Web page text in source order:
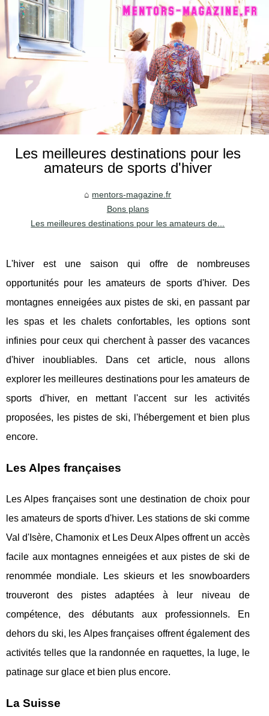
Les meilleures destinations pour les
amateurs de sports d'hiver
mentors-magazine.fr
Bons plans
Les meilleures destinations pour les amateurs de...
L'hiver est une saison qui offre de nombreuses
opportunités pour les amateurs de sports d'hiver. Des
montagnes enneigées aux pistes de ski, en passant par
les spas et les chalets confortables, les options sont
infinies pour ceux qui cherchent à passer des vacances
d'hiver inoubliables. Dans cet article, nous allons
explorer les meilleures destinations pour les amateurs de
sports d'hiver, en mettant l'accent sur les activités
proposées, les pistes de ski, l'hébergement et bien plus
encore.
Les Alpes françaises
Les Alpes françaises sont une destination de choix pour
les amateurs de sports d'hiver. Les stations de ski comme
Val d'Isère, Chamonix et Les Deux Alpes offrent un accès
facile aux montagnes enneigées et aux pistes de ski de
renommée mondiale. Les skieurs et les snowboarders
trouveront des pistes adaptées à leur niveau de
compétence, des débutants aux professionnels. En
dehors du ski, les Alpes françaises offrent également des
activités telles que la randonnée en raquettes, la luge, le
patinage sur glace et bien plus encore.
La Suisse